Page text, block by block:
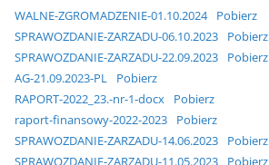
WALNE-ZGROMADZENIE-01.10.2024
Pobierz
SPRAWOZDANIE-ZARZADU-06.10.2023
Pobierz
SPRAWOZDANIE-ZARZADU-22.09.2023
Pobierz
AG-21.09.2023-PL
Pobierz
RAPORT-2022_23.-nr-1-docx
Pobierz
raport-finansowy-2022-2023
Pobierz
SPRAWOZDANIE-ZARZADU-14.06.2023
Pobierz
SPRAWOZDANIE-ZARZADU-11.05.2023
Pobierz